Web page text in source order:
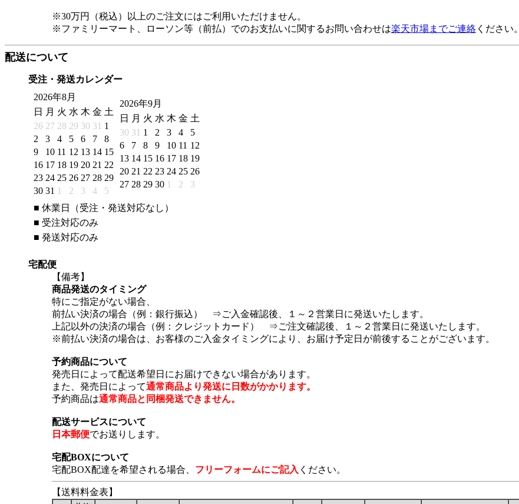
※30万円（税込）以上のご注文にはご利用いただけません。
※ファミリーマート、ローソン等（前払）でのお支払いに関するお問い合わせは楽天市場までご連絡 ください。
配送について
受注・発送カレンダー
2026年8月
日
月 火 水 木 金 土
26 27 28 29 30 31 1
2
3 4 5 6 7
8
9
10 11 12 13 14 15
16 17 18 19 20 21 22
23 24 25 26 27 28 29
30 31 1 2 3 4 5
2026年9月
日
月 火 水 木 金 土
30 31 1 2 3 4
5
6
7 8 9 10 11 12
13 14 15 16 17 18 19
20 21 22 23 24 25 26
27 28 29 30 1 2 3
■ 休業日（受注・発送対応なし）
■ 受注対応のみ
■ 発送対応のみ
宅配便
【備考】
商品発送のタイミング
特にご指定がない場合、
前払い決済の場合（例：銀行振込） ⇒ご入金確認後、１～２営業日に発送いたします。
上記以外の決済の場合（例：クレジットカード） ⇒ご注文確認後、１～２営業日に発送いたします。
※前払い決済の場合は、お客様のご入金タイミングにより、お届け予定日が前後することがございます。
予約商品について
発売日によって配送希望日にお届けできない場合があります。
また、発売日によって通常商品より発送に日数がかかります。
予約商品は通常商品と同梱発送できません。
配送サービスについて
日本郵便でお送りします。
宅配BOXについて
宅配BOX配達を希望される場合、 フリーフォームにご記入 ください。
【送料料金表】